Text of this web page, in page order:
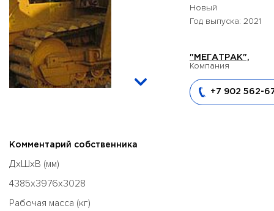
Комментарий собственника
ДхШхВ (мм)
4385x3976x3028
Рабочая масса (кг)
Новый
Год выпуска: 2021
"МЕГАТРАК",
Компания
+7 902 562-